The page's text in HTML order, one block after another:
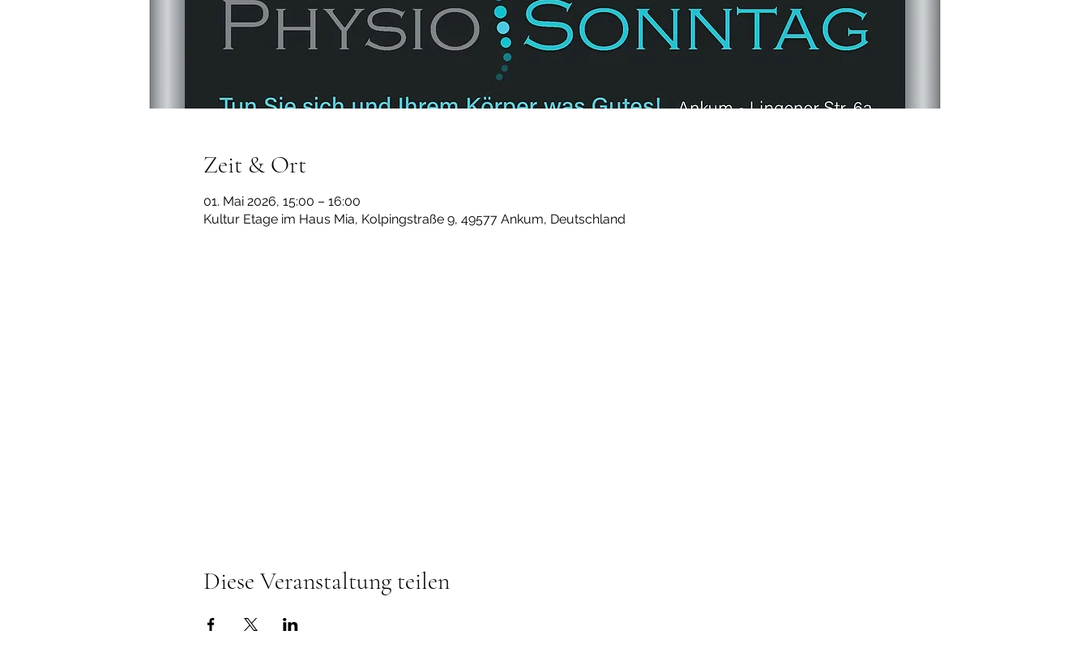
Zeit & Ort
01. Mai 2026, 15:00 – 16:00
Kultur Etage im Haus Mia, Kolpingstraße 9, 49577 Ankum, Deutschland
Diese Veranstaltung teilen